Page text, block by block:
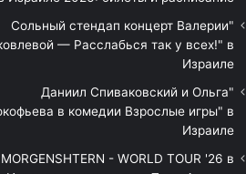
"Сольный стендап концерт Валерии
— Расслабься так у всех!" в
Израиле
"Даниил Спиваковский и Ольга
в комедии Взрослые игры" в
Израиле
MORGENSHTERN - WORLD TOUR '26 в